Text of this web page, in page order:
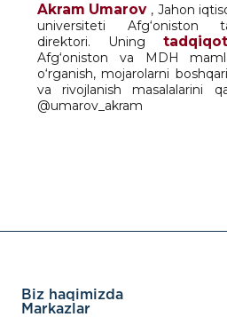
Akram Umarov, Jahon
universiteti Afg‘oniston
direktori. Uning
Afg‘oniston va MDH
o‘rganish, mojarolarni
va rivojlanish masalalarini
@umarov_akram
Biz haqimizda
Markazlar